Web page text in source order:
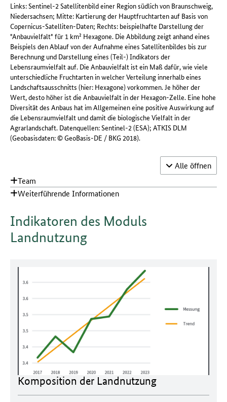
Links: Sentinel-2 Satellitenbild einer Region südlich von Braunschweig,
Niedersachsen; Mitte: Kartierung der Hauptfruchtarten auf Basis von
Copernicus-Satelliten-Daten; Rechts: beispielhafte Darstellung der
"Anbauvielfalt" für 1 km² Hexagone. Die Abbildung zeigt anhand eines
Beispiels den Ablauf von der Aufnahme eines Satellitenbildes bis zur
Berechnung und Darstellung eines (Teil-) Indikators der
Lebensraumvielfalt auf. Die Anbauvielfalt ist ein Maß dafür, wie viele
unterschiedliche Fruchtarten in welcher Verteilung innerhalb eines
Landschaftsausschnitts (hier: Hexagone) vorkommen. Je höher der
Wert, desto höher ist die Anbauvielfalt in der Hexagon-Zelle. Eine hohe
Diversität des Anbaus hat im Allgemeinen eine positive Auswirkung auf
die Lebensraumvielfalt und damit die biologische Vielfalt in der
Agrarlandschaft. Datenquellen: Sentinel-2 (ESA); ATKIS DLM
(Geobasisdaten: © GeoBasis-DE / BKG 2018).
Alle öffnen
Team
Weiterführende Informationen
Indikatoren des Moduls
Landnutzung
Komposition der Landnutzung